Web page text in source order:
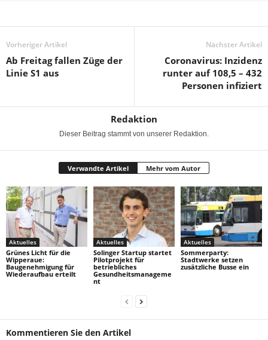
Vorheriger Artikel
Ab Freitag fallen Züge der
Linie S1 aus
Nächster Artikel
Coronavirus: Inzidenz
runter auf 108,5 – 432
Personen infiziert
Redaktion
Dieser Beitrag stammt von unserer Redaktion.
Verwandte Artikel Mehr vom Autor
Aktuelles
Grünes Licht für die
Wipperaue:
Baugenehmigung für
Wiederaufbau erteilt
Aktuelles
Solinger Startup startet
Pilotprojekt für
betriebliches
Gesundheitsmanageme
nt
Aktuelles
Sommerparty:
Stadtwerke setzen
zusätzliche Busse ein
Kommentieren Sie den Artikel